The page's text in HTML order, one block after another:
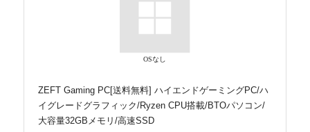
OSなし
ZEFT Gaming PC[送料無料] ハイエンドゲーミングPC/ハ
イグレードグラフィック/Ryzen CPU搭載/BTOパソコン/
大容量32GBメモリ/高速SSD